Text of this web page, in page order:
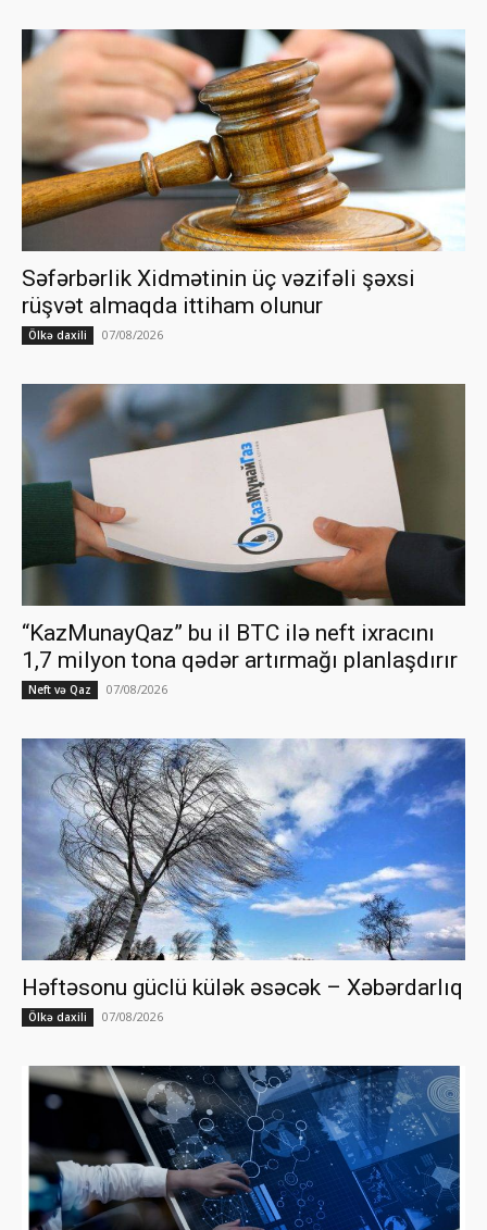
Səfərbərlik Xidmətinin üç vəzifəli şəxsi
rüşvət almaqda ittiham olunur
Ölkə daxili 07/08/2026
“KazMunayQaz” bu il BTC ilə neft ixracını
1,7 milyon tona qədər artırmağı planlaşdırır
Neft və Qaz 07/08/2026
Həftəsonu güclü külək əsəcək – Xəbərdarlıq
Ölkə daxili 07/08/2026